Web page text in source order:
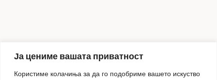
Ја цениме вашата приватност
Користиме колачиња за да го подобриме вашето искуство